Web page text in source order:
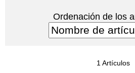
Ordenación de los
1 Artículos